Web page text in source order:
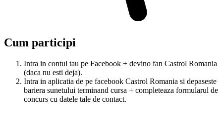
Cum participi
Intra in contul tau pe Facebook + devino fan Castrol Romania
(daca nu esti deja).
Intra in aplicatia de pe facebook Castrol Romania si depaseste
bariera sunetului terminand cursa + completeaza formularul de
concurs cu datele tale de contact.